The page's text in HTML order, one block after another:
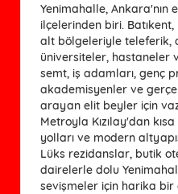
Yenimahalle, Ankara'nın
ilçelerinden biri.
alt bölgeleriyle teleferik,
üniversiteler, hastaneler
semt, iş adamları, genç
akademisyenler ve
arayan elit beyler için
Metroyla Kızılay'dan
yolları ve modern
Lüks rezidanslar, butik
dairelerle dolu
sevişmeler için harika bir